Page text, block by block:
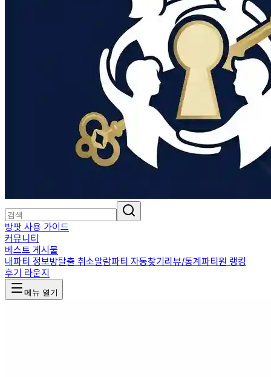
방팟 사용 가이드
커뮤니티
베스트 게시물
내파티 정보방탈출 취소알람파티 자동찾기리뷰/통계파티원 랭킹
후기 라운지
메뉴 열기